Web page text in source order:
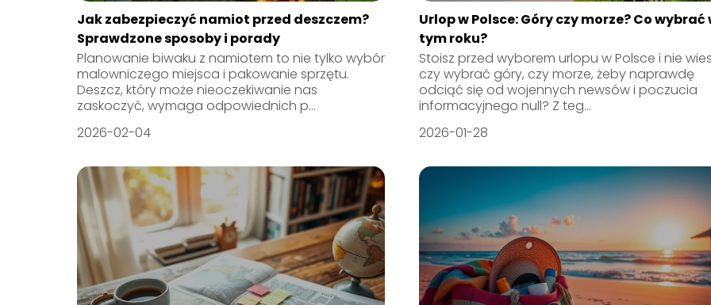
Jak zabezpieczyć namiot przed deszczem?
Sprawdzone sposoby i porady
Planowanie biwaku z namiotem to nie tylko wybór
malowniczego miejsca i pakowanie sprzętu.
Deszcz, który może nieoczekiwanie nas
zaskoczyć, wymaga odpowiednich p...
2026-02-04
Urlop w Polsce: Góry czy morze? Co wybrać
tym roku?
Stoisz przed wyborem urlopu w Polsce i nie
czy wybrać góry, czy morze, żeby naprawdę
odciąć się od wojennych newsów i poczucia
informacyjnego null? Z teg...
2026-01-28